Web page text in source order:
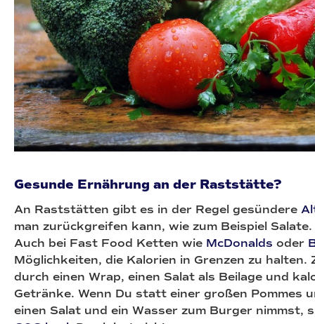
Gesunde Ernährung an der Raststätte?
An Raststätten gibt es in der Regel gesündere
man zurückgreifen kann, wie zum Beispiel Salate.
Auch bei Fast Food Ketten wie McDonalds oder
Möglichkeiten, die Kalorien in Grenzen zu halten.
durch einen Wrap, einen Salat als Beilage und
Getränke. Wenn Du statt einer großen Pommes
einen Salat und ein Wasser zum Burger nimmst,